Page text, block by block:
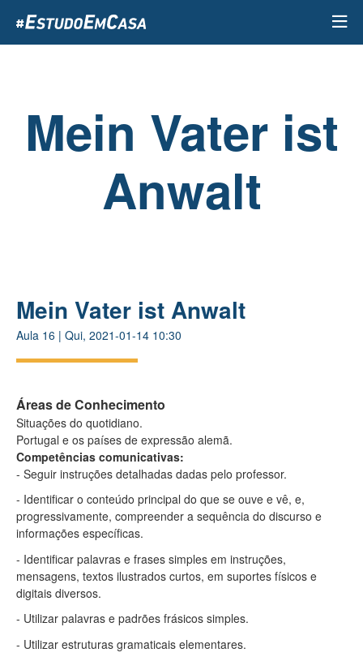
para
o
Mein Vater ist
Anwalt
Mein Vater ist Anwalt
Aula 16 | Qui, 2021-01-14 10:30
Áreas de Conhecimento
Situações do quotidiano.
Portugal e os países de expressão alemã.
Competências comunicativas:
- Seguir instruções detalhadas dadas pelo professor.
- Identificar o conteúdo principal do que se ouve e vê, e,
progressivamente, compreender a sequência do discurso e
informações específicas.
- Identificar palavras e frases simples em instruções,
mensagens, textos ilustrados curtos, em suportes físicos e
digitais diversos.
- Utilizar palavras e padrões frásicos simples.
- Utilizar estruturas gramaticais elementares.